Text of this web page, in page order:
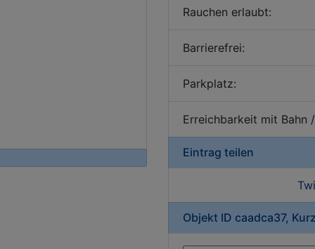
Rauchen erlaubt:
Barrierefrei:
Parkplatz:
Erreichbarkeit mit Bahn
Eintrag teilen
Objekt ID caadca37,